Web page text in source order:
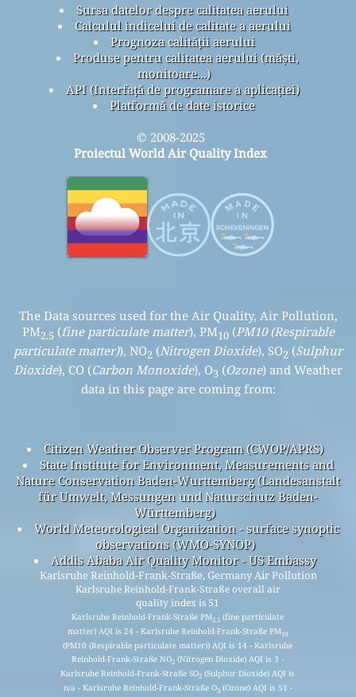
Sursa datelor despre calitatea aerului
Calculul indicelui de calitate a aerului
Prognoza calității aerului
Produse pentru calitatea aerului (măști,
monitoare...)
API (Interfață de programare a aplicației)
Platformă de date istorice
© 2008-2025
Proiectul World Air Quality Index
The Data sources used for the Air Quality, Air Pollution,
PM2.5 (fine particulate matter), PM10(PM10 (Respirable
particulate matter)), NO2 (Nitrogen Dioxide), SO2 (Sulphur
Dioxide), CO (Carbon Monoxide), O3 (Ozone) and Weather
data in this page are coming from:
Citizen Weather Observer Program (CWOP/APRS)
State Institute for Environment, Measurements and
Nature Conservation Baden-Wurttemberg (Landesanstalt
für Umwelt, Messungen und Naturschutz Baden-
Württemberg)
World Meteorological Organization - surface synoptic
observations (WMO-SYNOP)
Addis Ababa Air Quality Monitor - US Embassy
Karlsruhe Reinhold-Frank-Straße, Germany Air Pollution
Karlsruhe Reinhold-Frank-Straße overall air
quality index is 51
Karlsruhe Reinhold-Frank-Straße PM2.5 (fine particulate
matter) AQI is 24 - Karlsruhe Reinhold-Frank-Straße PM10
(PM10 (Respirable particulate matter)) AQI is 14 - Karlsruhe
Reinhold-Frank-Straße NO2 (Nitrogen Dioxide) AQI is 3 -
Karlsruhe Reinhold-Frank-Straße SO2 (Sulphur Dioxide) AQI is
n/a - Karlsruhe Reinhold-Frank-Straße O3(Ozone) AQI is 51 -